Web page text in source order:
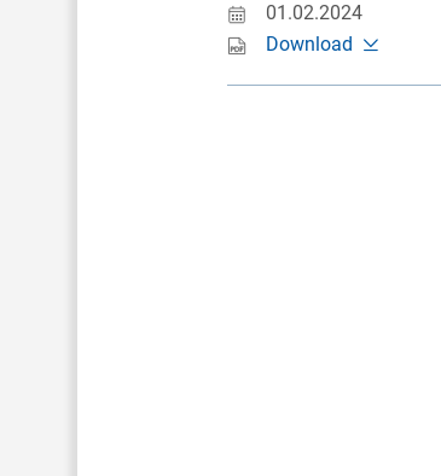
01.02.2024
Download